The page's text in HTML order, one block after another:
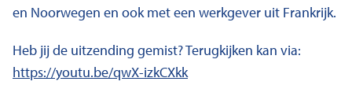
en Noorwegen en ook met een werkgever uit Frankrijk.
Heb jij de uitzending gemist? Terugkijken kan via:
https://youtu.be/qwX-izkCXkk